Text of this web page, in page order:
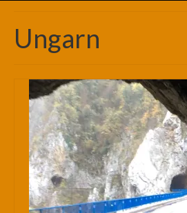
Ungarn